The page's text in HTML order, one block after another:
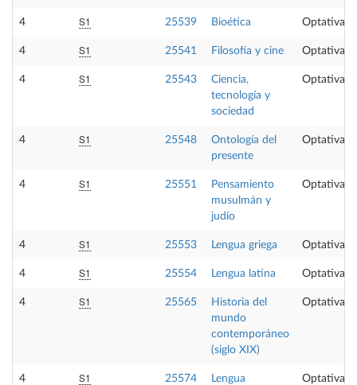
4 S1 25539 Bioética Optativa
4 S1 25541 Filosofía y cine Optativa
4 S1 25543
Ciencia,
tecnología y
sociedad
Optativa
4 S1 25548
Ontología del
presente
Optativa
4 S1 25551
Pensamiento
musulmán y
judío
Optativa
4 S1 25553 Lengua griega Optativa
4 S1 25554 Lengua latina Optativa
4 S1 25565
Historia del
mundo
contemporáneo
(siglo XIX)
Optativa
4 S1 25574
Lengua
Optativa